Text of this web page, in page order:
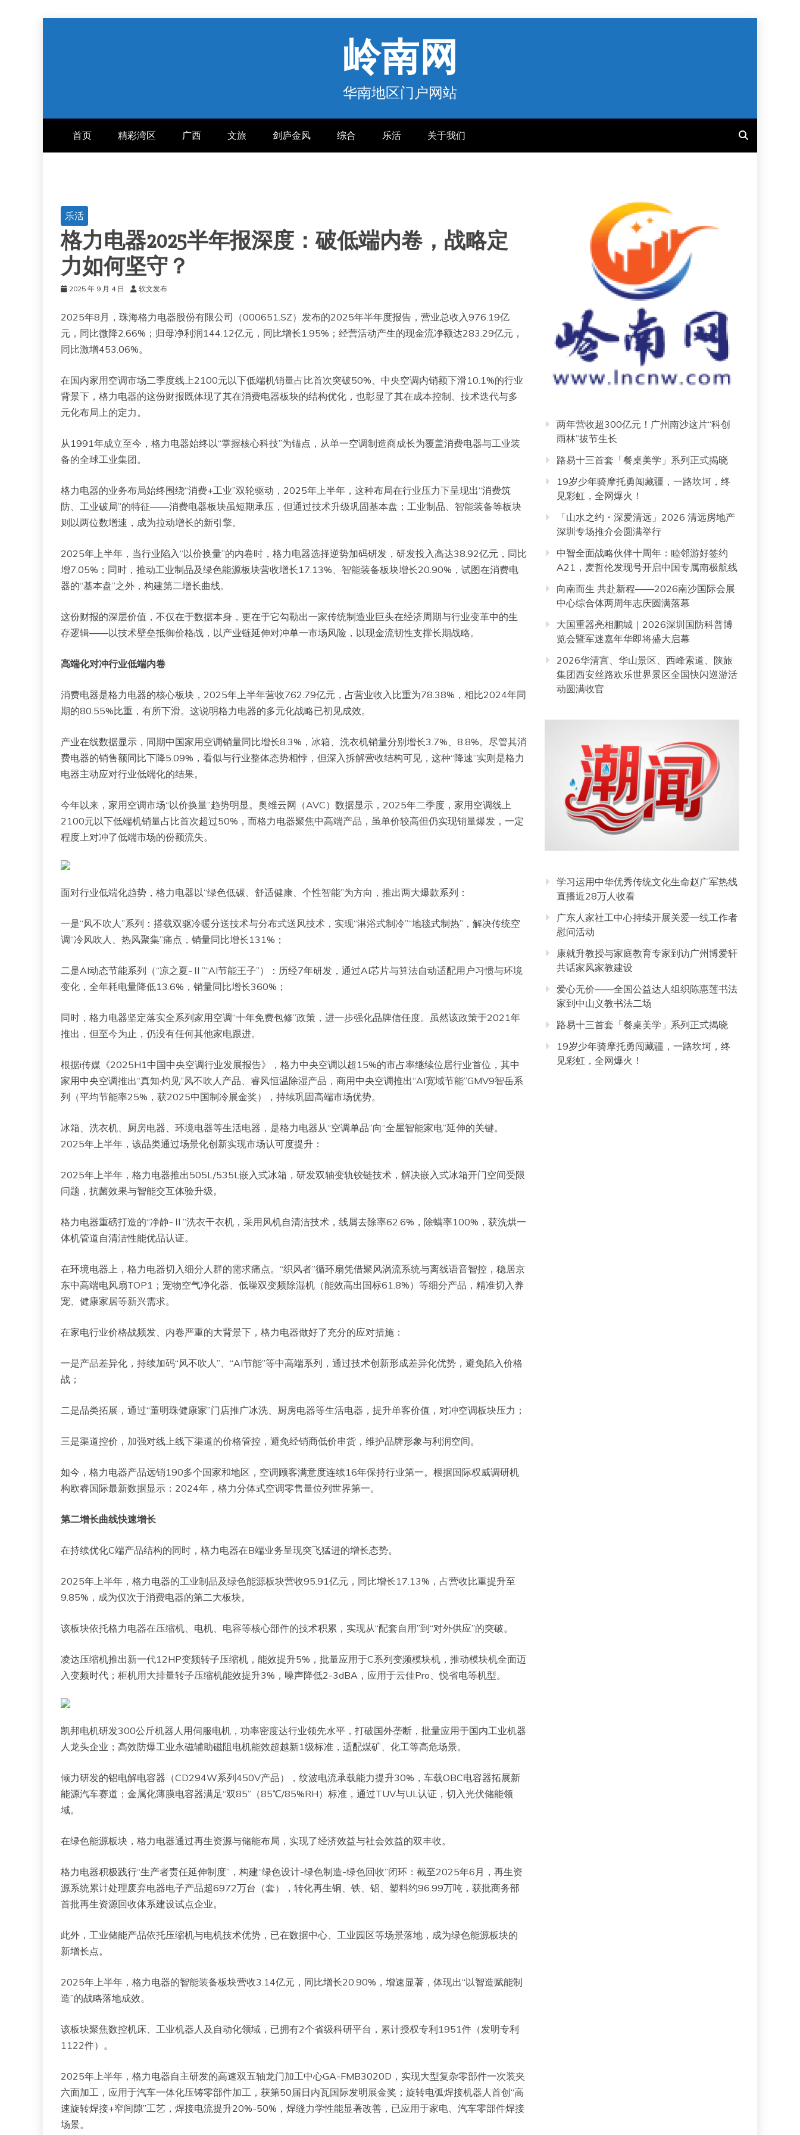
岭南网
华南地区门户网站
首页 精彩湾区 广西 文旅 剑庐金风 综合 乐活 关于我们
乐活
格力电器2025半年报深度：破低端内卷，战略定
力如何坚守？
2025 年 9 月 4 日 软文发布
2025年8月，珠海格力电器股份有限公司（000651.SZ）发布的2025年半年度报告，营业总收入976.19亿
元，同比微降2.66%；归母净利润144.12亿元，同比增长1.95%；经营活动产生的现金流净额达283.29亿元，
同比激增453.06%。
在国内家用空调市场二季度线上2100元以下低端机销量占比首次突破50%、中央空调内销额下滑10.1%的行业
背景下，格力电器的这份财报既体现了其在消费电器板块的结构优化，也彰显了其在成本控制、技术迭代与多
元化布局上的定力。
从1991年成立至今，格力电器始终以“掌握核心科技”为锚点，从单一空调制造商成长为覆盖消费电器与工业装
备的全球工业集团。
格力电器的业务布局始终围绕“消费+工业”双轮驱动，2025年上半年，这种布局在行业压力下呈现出“消费筑
防、工业破局”的特征——消费电器板块虽短期承压，但通过技术升级巩固基本盘；工业制品、智能装备等板块
则以两位数增速，成为拉动增长的新引擎。
2025年上半年，当行业陷入“以价换量”的内卷时，格力电器选择逆势加码研发，研发投入高达38.92亿元，同比
增7.05%；同时，推动工业制品及绿色能源板块营收增长17.13%、智能装备板块增长20.90%，试图在消费电
器的“基本盘”之外，构建第二增长曲线。
这份财报的深层价值，不仅在于数据本身，更在于它勾勒出一家传统制造业巨头在经济周期与行业变革中的生
存逻辑——以技术壁垒抵御价格战，以产业链延伸对冲单一市场风险，以现金流韧性支撑长期战略。
高端化对冲行业低端内卷
消费电器是格力电器的核心板块，2025年上半年营收762.79亿元，占营业收入比重为78.38%，相比2024年同
期的80.55%比重，有所下滑。这说明格力电器的多元化战略已初见成效。
产业在线数据显示，同期中国家用空调销量同比增长8.3%，冰箱、洗衣机销量分别增长3.7%、8.8%。尽管其消
费电器的销售额同比下降5.09%，看似与行业整体态势相悖，但深入拆解营收结构可见，这种“降速”实则是格力
电器主动应对行业低端化的结果。
今年以来，家用空调市场“以价换量”趋势明显。奥维云网（AVC）数据显示，2025年二季度，家用空调线上
2100元以下低端机销量占比首次超过50%，而格力电器聚焦中高端产品，虽单价较高但仍实现销量爆发，一定
程度上对冲了低端市场的份额流失。
面对行业低端化趋势，格力电器以“绿色低碳、舒适健康、个性智能”为方向，推出两大爆款系列：
一是“风不吹人”系列：搭载双驱冷暖分送技术与分布式送风技术，实现“淋浴式制冷”“地毯式制热”，解决传统空
调“冷风吹人、热风聚集”痛点，销量同比增长131%；
二是AI动态节能系列（“凉之夏-Ⅱ”“AI节能王子”）：历经7年研发，通过AI芯片与算法自动适配用户习惯与环境
变化，全年耗电量降低13.6%，销量同比增长360%；
同时，格力电器坚定落实全系列家用空调“十年免费包修”政策，进一步强化品牌信任度。虽然该政策于2021年
推出，但至今为止，仍没有任何其他家电跟进。
根据i传媒《2025H1中国中央空调行业发展报告》，格力中央空调以超15%的市占率继续位居行业首位，其中
家用中央空调推出“真知·灼见”风不吹人产品、睿风恒温除湿产品，商用中央空调推出“AI宽域节能”GMV9智岳系
列（平均节能率25%，获2025中国制冷展金奖），持续巩固高端市场优势。
冰箱、洗衣机、厨房电器、环境电器等生活电器，是格力电器从“空调单品”向“全屋智能家电”延伸的关键。
2025年上半年，该品类通过场景化创新实现市场认可度提升：
2025年上半年，格力电器推出505L/535L嵌入式冰箱，研发双轴变轨铰链技术，解决嵌入式冰箱开门空间受限
问题，抗菌效果与智能交互体验升级。
格力电器重磅打造的“净静-Ⅱ”洗衣干衣机，采用风机自清洁技术，线屑去除率62.6%，除螨率100%，获洗烘一
体机管道自清洁性能优品认证。
在环境电器上，格力电器切入细分人群的需求痛点。“织风者”循环扇凭借聚风涡流系统与离线语音智控，稳居京
东中高端电风扇TOP1；宠物空气净化器、低噪双变频除湿机（能效高出国标61.8%）等细分产品，精准切入养
宠、健康家居等新兴需求。
在家电行业价格战频发、内卷严重的大背景下，格力电器做好了充分的应对措施：
一是产品差异化，持续加码“风不吹人”、“AI节能”等中高端系列，通过技术创新形成差异化优势，避免陷入价格
战；
二是品类拓展，通过“董明珠健康家”门店推广冰洗、厨房电器等生活电器，提升单客价值，对冲空调板块压力；
三是渠道控价，加强对线上线下渠道的价格管控，避免经销商低价串货，维护品牌形象与利润空间。
如今，格力电器产品远销190多个国家和地区，空调顾客满意度连续16年保持行业第一。根据国际权威调研机
构欧睿国际最新数据显示：2024年，格力分体式空调零售量位列世界第一。
第二增长曲线快速增长
在持续优化C端产品结构的同时，格力电器在B端业务呈现突飞猛进的增长态势。
2025年上半年，格力电器的工业制品及绿色能源板块营收95.91亿元，同比增长17.13%，占营收比重提升至
9.85%，成为仅次于消费电器的第二大板块。
该板块依托格力电器在压缩机、电机、电容等核心部件的技术积累，实现从“配套自用”到“对外供应”的突破。
凌达压缩机推出新一代12HP变频转子压缩机，能效提升5%，批量应用于C系列变频模块机，推动模块机全面迈
入变频时代；柜机用大排量转子压缩机能效提升3%，噪声降低2-3dBA，应用于云佳Pro、悦省电等机型。
凯邦电机研发300公斤机器人用伺服电机，功率密度达行业领先水平，打破国外垄断，批量应用于国内工业机器
人龙头企业；高效防爆工业永磁辅助磁阻电机能效超越新1级标准，适配煤矿、化工等高危场景。
倾力研发的铝电解电容器（CD294W系列450V产品），纹波电流承载能力提升30%，车载OBC电容器拓展新
能源汽车赛道；金属化薄膜电容器满足“双85”（85℃/85%RH）标准，通过TUV与UL认证，切入光伏储能领
域。
在绿色能源板块，格力电器通过再生资源与储能布局，实现了经济效益与社会效益的双丰收。
格力电器积极践行“生产者责任延伸制度”，构建“绿色设计-绿色制造-绿色回收”闭环：截至2025年6月，再生资
源系统累计处理废弃电器电子产品超6972万台（套），转化再生铜、铁、铝、塑料约96.99万吨，获批商务部
首批再生资源回收体系建设试点企业。
此外，工业储能产品依托压缩机与电机技术优势，已在数据中心、工业园区等场景落地，成为绿色能源板块的
新增长点。
2025年上半年，格力电器的智能装备板块营收3.14亿元，同比增长20.90%，增速显著，体现出“以智造赋能制
造”的战略落地成效。
该板块聚焦数控机床、工业机器人及自动化领域，已拥有2个省级科研平台，累计授权专利1951件（发明专利
1122件）。
2025年上半年，格力电器自主研发的高速双五轴龙门加工中心GA-FMB3020D，实现大型复杂零部件一次装夹
六面加工，应用于汽车一体化压铸零部件加工，获第50届日内瓦国际发明展金奖；旋转电弧焊接机器人首创“高
速旋转焊接+窄间隙”工艺，焊接电流提升20%-50%，焊缝力学性能显著改善，已应用于家电、汽车零部件焊接
场景。
两年营收超300亿元！广州南沙这片“科创
雨林”拔节生长
路易十三首套「餐桌美学」系列正式揭晓
19岁少年骑摩托勇闯藏疆，一路坎坷，终
见彩虹，全网爆火！
「山水之约・深爱清远」2026 清远房地产
深圳专场推介会圆满举行
中智全面战略伙伴十周年：睦邻游好签约
A21，麦哲伦发现号开启中国专属南极航线
向南而生 共赴新程——2026南沙国际会展
中心综合体两周年志庆圆满落幕
大国重器亮相鹏城｜2026深圳国防科普博
览会暨军迷嘉年华即将盛大启幕
2026华清宫、华山景区、西峰索道、陕旅
集团西安丝路欢乐世界景区全国快闪巡游活
动圆满收官
学习运用中华优秀传统文化生命赵广军热线
直播近28万人收看
广东人家社工中心持续开展关爱一线工作者
慰问活动
康就升教授与家庭教育专家到访广州博爱轩
共话家风家教建设
爱心无价——全国公益达人组织陈惠莲书法
家到中山义教书法二场
路易十三首套「餐桌美学」系列正式揭晓
19岁少年骑摩托勇闯藏疆，一路坎坷，终
见彩虹，全网爆火！